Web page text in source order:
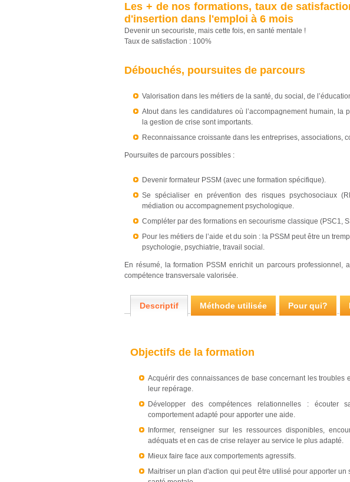
Les + de nos formations, taux de
d'insertion dans l'emploi à 6 mois
Devenir un secouriste, mais cette fois, en santé mentale !
Taux de satisfaction : 100%
Débouchés, poursuites de parcours
Valorisation dans les métiers de la santé, du social, de
Atout dans les candidatures où l’accompagnement humain, la
la gestion de crise sont importants.
Reconnaissance croissante dans les entreprises, associations,
Poursuites de parcours possibles :
Devenir formateur PSSM (avec une formation spécifique).
Se spécialiser en prévention des risques psychosociaux
médiation ou accompagnement psychologique.
Compléter par des formations en secourisme classique (PSC1,
Pour les métiers de l’aide et du soin : la PSSM peut être un
psychologie, psychiatrie, travail social.
En résumé, la formation PSSM enrichit un parcours professionnel,
compétence transversale valorisée.
Descriptif Méthode utilisée Pour qui?
Objectifs de la formation
Acquérir des connaissances de base concernant les troubles
leur repérage.
Développer des compétences relationnelles : écouter
comportement adapté pour apporter une aide.
Informer, renseigner sur les ressources disponibles,
adéquats et en cas de crise relayer au service le plus adapté.
Mieux faire face aux comportements agressifs.
Maitriser un plan d'action qui peut être utilisé pour apporter